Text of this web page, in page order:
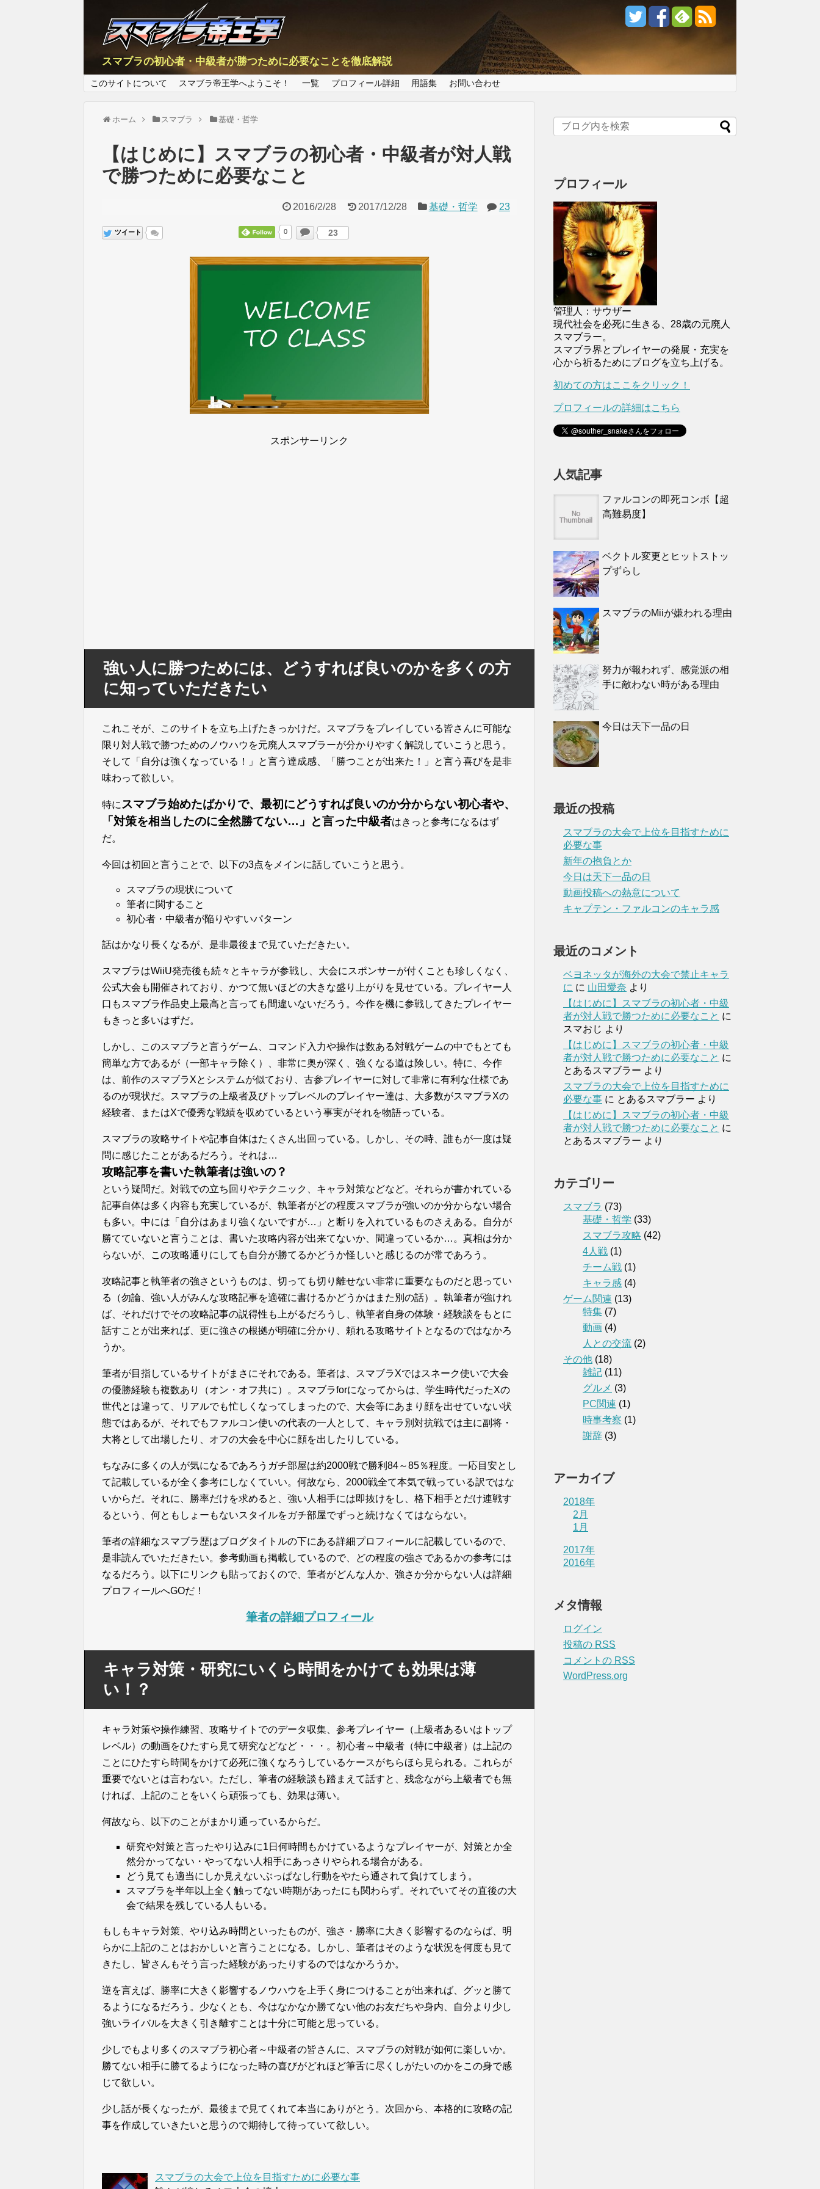
スマブラの初心者・中級者が勝つために必要なことを徹底解説
このサイトについて スマブラ帝王学へようこそ！ 一覧 プロフィール詳細 用語集 お問い合わせ
ホーム スマブラ 基礎・哲学
【はじめに】スマブラの初心者・中級者が対人戦
で勝つために必要なこと
2016/2/28 2017/12/28 基礎・哲学 23
ツイート 0 23
スポンサーリンク
強い人に勝つためには、どうすれば良いのかを多くの方
に知っていただきたい
これこそが、このサイトを立ち上げたきっかけだ。スマブラをプレイしている皆さんに可能な
限り対人戦で勝つためのノウハウを元廃人スマブラーが分かりやすく解説していこうと思う。
そして「自分は強くなっている！」と言う達成感、「勝つことが出来た！」と言う喜びを是非
味わって欲しい。
特に スマブラ始めたばかりで、最初にどうすれば良いのか分からない初心者や、
「対策を相当したのに全然勝てない…」と言った中級者はきっと参考になるはず
だ。
今回は初回と言うことで、以下の3点をメインに話していこうと思う。
スマブラの現状について
筆者に関すること
初心者・中級者が陥りやすいパターン
話はかなり長くなるが、是非最後まで見ていただきたい。
スマブラはWiiU発売後も続々とキャラが参戦し、大会にスポンサーが付くことも珍しくなく、
公式大会も開催されており、かつて無いほどの大きな盛り上がりを見せている。プレイヤー人
口もスマブラ作品史上最高と言っても間違いないだろう。今作を機に参戦してきたプレイヤー
もきっと多いはずだ。
しかし、このスマブラと言うゲーム、コマンド入力や操作は数ある対戦ゲームの中でもとても
簡単な方であるが（一部キャラ除く）、非常に奥が深く、強くなる道は険しい。特に、今作
は、前作のスマブラXとシステムが似ており、古参プレイヤーに対して非常に有利な仕様であ
るのが現状だ。スマブラの上級者及びトップレベルのプレイヤー達は、大多数がスマブラXの
経験者、またはXで優秀な戦績を収めているという事実がそれを物語っている。
スマブラの攻略サイトや記事自体はたくさん出回っている。しかし、その時、誰もが一度は疑
問に感じたことがあるだろう。それは…
攻略記事を書いた執筆者は強いの？
という疑問だ。対戦での立ち回りやテクニック、キャラ対策などなど。それらが書かれている
記事自体は多く内容も充実しているが、執筆者がどの程度スマブラが強いのか分からない場合
も多い。中には「自分はあまり強くないですが…」と断りを入れているものさえある。自分が
勝てていないと言うことは、書いた攻略内容が出来てないか、間違っているか…。真相は分か
らないが、この攻略通りにしても自分が勝てるかどうか怪しいと感じるのが常であろう。
攻略記事と執筆者の強さというものは、切っても切り離せない非常に重要なものだと思ってい
る（勿論、強い人がみんな攻略記事を適確に書けるかどうかはまた別の話）。執筆者が強けれ
ば、それだけでその攻略記事の説得性も上がるだろうし、執筆者自身の体験・経験談をもとに
話すことが出来れば、更に強さの根拠が明確に分かり、頼れる攻略サイトとなるのではなかろ
うか。
筆者が目指しているサイトがまさにそれである。筆者は、スマブラXではスネーク使いで大会
の優勝経験も複数あり（オン・オフ共に）。スマブラforになってからは、学生時代だったXの
世代とは違って、リアルでも忙しくなってしまったので、大会等にあまり顔を出せていない状
態ではあるが、それでもファルコン使いの代表の一人として、キャラ別対抗戦では主に副将・
大将として出場したり、オフの大会を中心に顔を出したりしている。
ちなみに多くの人が気になるであろうガチ部屋は約2000戦で勝利84～85％程度。一応目安とし
て記載しているが全く参考にしなくていい。何故なら、2000戦全て本気で戦っている訳ではな
いからだ。それに、勝率だけを求めると、強い人相手には即抜けをし、格下相手とだけ連戦す
るという、何ともしょーもないスタイルをガチ部屋でずっと続けなくてはならない。
筆者の詳細なスマブラ歴はブログタイトルの下にある詳細プロフィールに記載しているので、
是非読んでいただきたい。参考動画も掲載しているので、どの程度の強さであるかの参考には
なるだろう。以下にリンクも貼っておくので、筆者がどんな人か、強さか分からない人は詳細
プロフィールへGOだ！
筆者の詳細プロフィール
キャラ対策・研究にいくら時間をかけても効果は薄
い！？
キャラ対策や操作練習、攻略サイトでのデータ収集、参考プレイヤー（上級者あるいはトップ
レベル）の動画をひたすら見て研究などなど・・・。初心者～中級者（特に中級者）は上記の
ことにひたすら時間をかけて必死に強くなろうしているケースがちらほら見られる。これらが
重要でないとは言わない。ただし、筆者の経験談も踏まえて話すと、残念ながら上級者でも無
ければ、上記のことをいくら頑張っても、効果は薄い。
何故なら、以下のことがまかり通っているからだ。
研究や対策と言ったやり込みに1日何時間もかけているようなプレイヤーが、対策とか全
然分かってない・やってない人相手にあっさりやられる場合がある。
どう見ても適当にしか見えないぶっぱなし行動をやたら通されて負けてしまう。
スマブラを半年以上全く触ってない時期があったにも関わらず。それでいてその直後の大
会で結果を残している人もいる。
もしもキャラ対策、やり込み時間といったものが、強さ・勝率に大きく影響するのならば、明
らかに上記のことはおかしいと言うことになる。しかし、筆者はそのような状況を何度も見て
きたし、皆さんもそう言った経験があったりするのではなかろうか。
逆を言えば、勝率に大きく影響するノウハウを上手く身につけることが出来れば、グッと勝て
るようになるだろう。少なくとも、今はなかなか勝てない他のお友だちや身内、自分より少し
強いライバルを大きく引き離すことは十分に可能と思っている。
少しでもより多くのスマブラ初心者～中級者の皆さんに、スマブラの対戦が如何に楽しいか。
勝てない相手に勝てるようになった時の喜びがどれほど筆舌に尽くしがたいのかをこの身で感
じて欲しい。
少し話が長くなったが、最後まで見てくれて本当にありがとう。次回から、本格的に攻略の記
事を作成していきたいと思うので期待して待っていて欲しい。
スマブラの大会で上位を目指すために必要な事
プロフィール
管理人：サウザー
現代社会を必死に生きる、28歳の元廃人
スマブラー。
スマブラ界とプレイヤーの発展・充実を
心から祈るためにブログを立ち上げる。
初めての方はここをクリック！
プロフィールの詳細はこちら
人気記事
ファルコンの即死コンボ【超
高難易度】
ベクトル変更とヒットストッ
プずらし
スマブラのMiiが嫌われる理由
努力が報われず、感覚派の相
手に敵わない時がある理由
今日は天下一品の日
最近の投稿
スマブラの大会で上位を目指すために
必要な事
新年の抱負とか
今日は天下一品の日
動画投稿への熱意について
キャプテン・ファルコンのキャラ感
最近のコメント
ベヨネッタが海外の大会で禁止キャラ
に に 山田愛奈 より
【はじめに】スマブラの初心者・中級
者が対人戦で勝つために必要なこと に
スマおじ より
【はじめに】スマブラの初心者・中級
者が対人戦で勝つために必要なこと に
とあるスマブラー より
スマブラの大会で上位を目指すために
必要な事 に とあるスマブラー より
【はじめに】スマブラの初心者・中級
者が対人戦で勝つために必要なこと に
とあるスマブラー より
カテゴリー
スマブラ (73)
基礎・哲学 (33)
スマブラ攻略 (42)
4人戦 (1)
チーム戦 (1)
キャラ感 (4)
ゲーム関連 (13)
特集 (7)
動画 (4)
人との交流 (2)
その他 (18)
雑記 (11)
グルメ (3)
PC関連 (1)
時事考察 (1)
謝辞 (3)
アーカイブ
2018年
2月
1月
2017年
2016年
メタ情報
ログイン
投稿の RSS
コメントの RSS
WordPress.org